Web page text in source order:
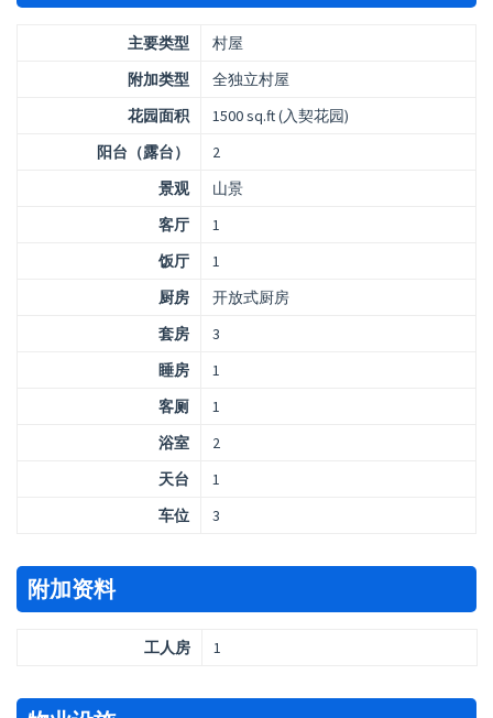
主要类型
村屋
附加类型
全独立村屋
花园面积
1500 sq.ft (入契花园)
阳台（露台）
2
景观
山景
客厅
1
饭厅
1
厨房
开放式厨房
套房
3
睡房
1
客厕
1
浴室
2
天台
1
车位
3
附加资料
工人房 1